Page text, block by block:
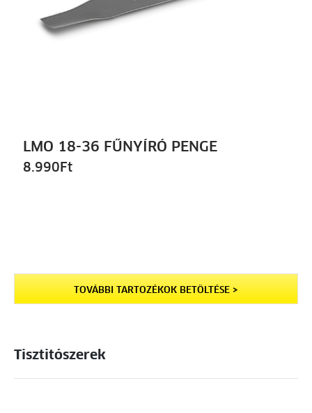
LMO 18-36 FŰNYÍRÓ PENGE
8.990 Ft
TOVÁBBI TARTOZÉKOK BETÖLTÉSE >
Tisztitószerek